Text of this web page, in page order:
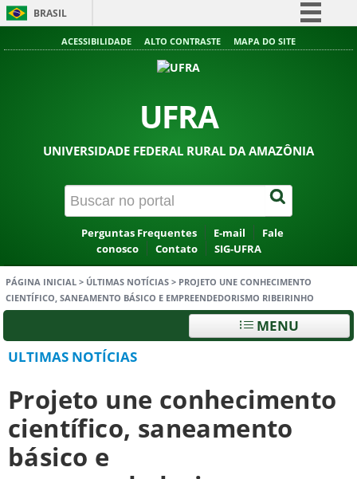
BRASIL
Simplifique!
Acesso à informação
ACESSIBILIDADE ALTO CONTRASTE MAPA DO SITE
UFRA
UNIVERSIDADE FEDERAL RURAL DA AMAZÔNIA
Perguntas Frequentes E-mail
Fale
conosco
Contato SIG-UFRA
PÁGINA INICIAL > ÚLTIMAS NOTÍCIAS > PROJETO UNE CONHECIMENTO
CIENTÍFICO, SANEAMENTO BÁSICO E EMPREENDEDORISMO RIBEIRINHO
MENU
ULTIMAS NOTÍCIAS
Projeto une conhecimento
científico, saneamento
básico e